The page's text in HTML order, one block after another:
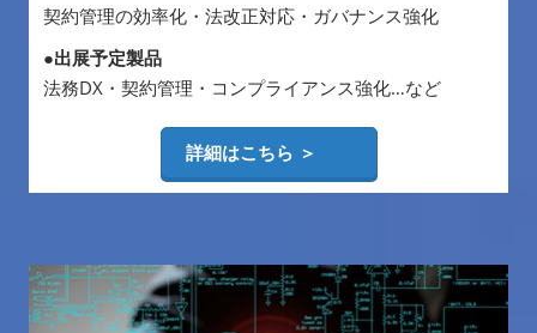
契約管理の効率化・法改正対応・ガバナンス強化
●出展予定製品
法務DX・契約管理・コンプライアンス強化…など
詳細はこちら ＞